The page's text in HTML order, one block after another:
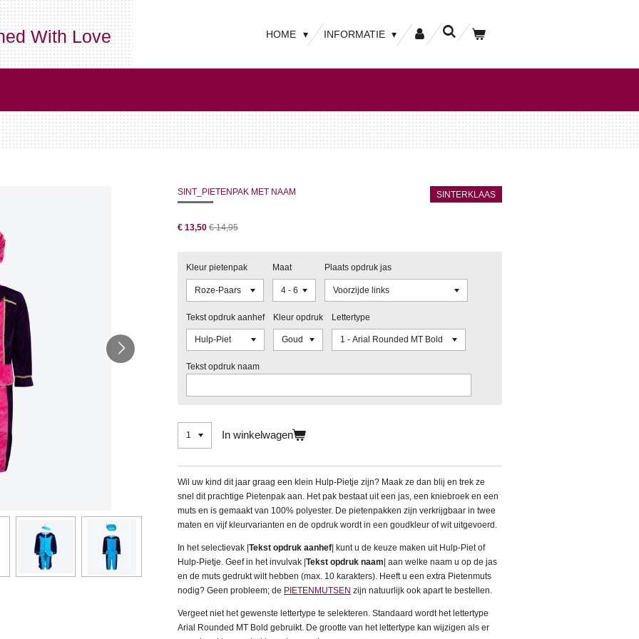
With Love HOME INFORMATIE
SINT_PIETENPAK MET NAAM SINTERKLAAS
€ 13,50 € 14,95
Kleur pietenpak Maat Plaats opdruk jas
Tekst opdruk aanhef Kleur opdruk Lettertype
Tekst opdruk naam
In winkelwagen
Wil uw kind dit jaar graag een klein Hulp-Pietje zijn? Maak ze dan blij en trek ze
snel dit prachtige Pietenpak aan. Het pak bestaat uit een jas, een kniebroek en een
muts en is gemaakt van 100% polyester. De pietenpakken zijn verkrijgbaar in twee
maten en vijf kleurvarianten en de opdruk wordt in een goudkleur of wit uitgevoerd.
In het selectievak | Tekst opdruk aanhef | kunt u de keuze maken uit Hulp-Piet of
Hulp-Pietje. Geef in het invulvak | Tekst opdruk naam | aan welke naam u op de jas
en de muts gedrukt wilt hebben (max. 10 karakters). Heeft u een extra Pietenmuts
nodig? Geen probleem; de PIETENMUTSEN zijn natuurlijk ook apart te bestellen.
Vergeet niet het gewenste lettertype te selekteren. Standaard wordt het lettertype
Arial Rounded MT Bold gebruikt. De grootte van het lettertype kan wijzigen als er